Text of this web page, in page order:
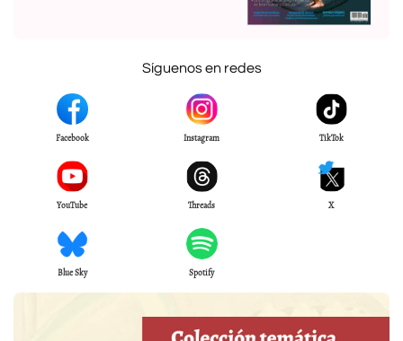
Síguenos en redes
Facebook Instagram TikTok
YouTube Threads X
Blue Sky Spotify